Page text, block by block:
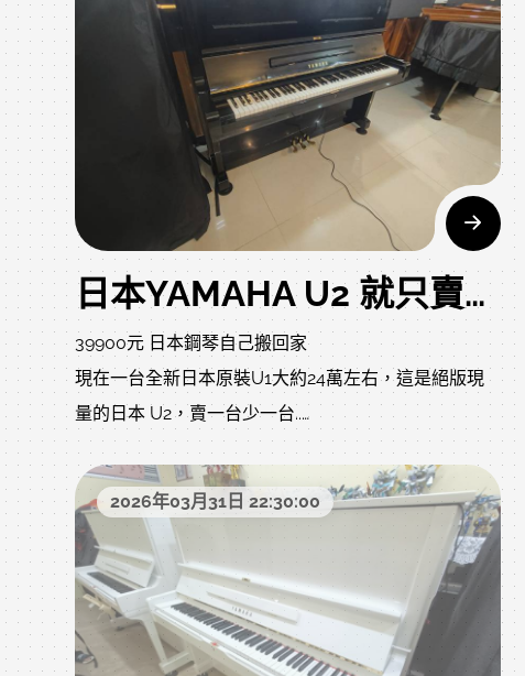
好嗎?https://www.rita-
music.com/modules/news/article.php?
storyid=834YAMAHA日製琴和中古米字琴就一定好嗎?
https://www.rita-
music.com/modules/news/article.php?storyid=543
日本YAMAHA U2 就只賣您 39900元 自己搬回家 現量一台超值 二手鋼琴
39900元 日本鋼琴自己搬回家
現在一台全新日本原裝U1大約24萬左右，這是絕版現
量的日本 U2，賣一台少一台..
只要39900自己搬(同商品蝦皮賣5~7萬 不怕您比較，歡
迎比價)，比初階電鋼琴還便宜了，您還要買大部份老
師不建議的電子商品?
詳情如下說明、照片及影音:
2026年03月31日 22:30:00